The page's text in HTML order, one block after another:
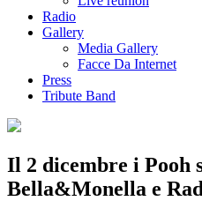
Radio
Gallery
Media Gallery
Facce Da Internet
Press
Tribute Band
Il 2 dicembre i Pooh
Bella&Monella e